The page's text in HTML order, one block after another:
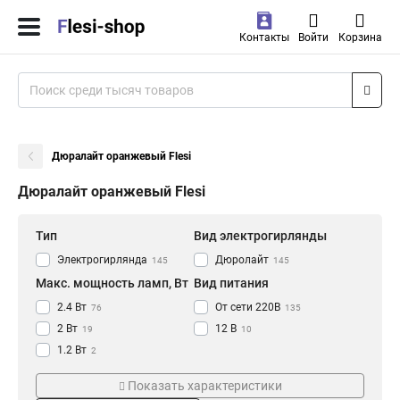
Контакты Войти Корзина
Дюралайт оранжевый Flesi
Дюралайт оранжевый Flesi
Тип
Электрогирлянда 145
Вид электрогирлянды
Дюролайт 145
Макс. мощность ламп, Вт
2.4 Вт 76
2 Вт 19
1.2 Вт 2
1.44 Вт 16
Вид питания
От сети 220В 135
12 В 10
Показать характеристики